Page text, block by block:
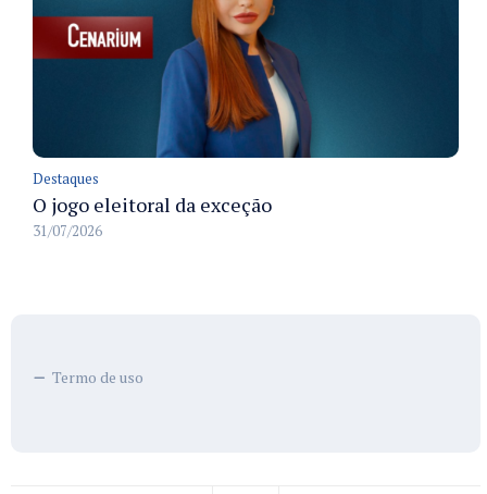
Destaques
O jogo eleitoral da exceção
31/07/2026
Termo de uso